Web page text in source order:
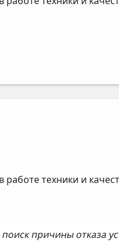
работе техники и
причины отказа